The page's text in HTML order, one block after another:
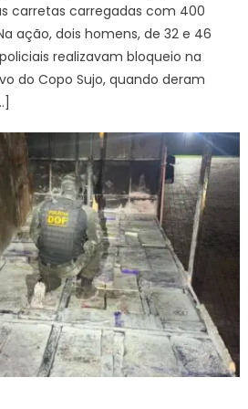
carretas carregadas com 400
ação, dois homens, de 32 e 46
realizavam bloqueio na
do Copo Sujo, quando deram